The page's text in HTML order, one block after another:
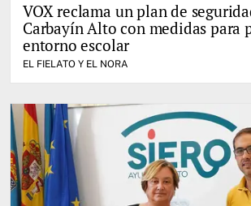
VOX reclama un plan de
Carbayín Alto con medidas para
entorno escolar
EL FIELATO Y EL NORA